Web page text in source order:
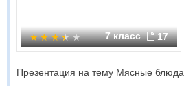
7 класс 17
Презентация на тему Мясные блюда